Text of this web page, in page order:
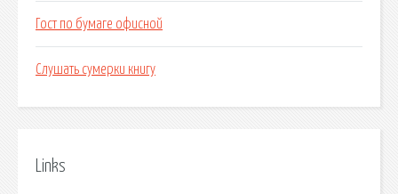
Гост по бумаге офисной
Слушать сумерки книгу
Links